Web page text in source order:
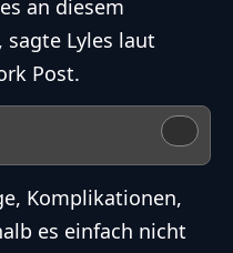
an diesem
sagte Lyles laut
Post.
Komplikationen,
es einfach nicht